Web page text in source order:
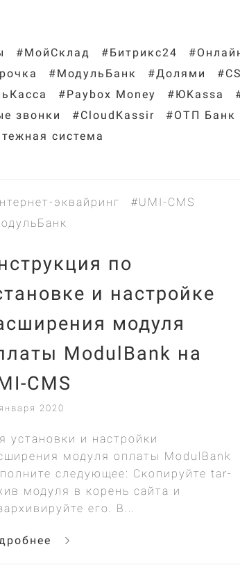
#МойСклад #Битрикс24
#МодульБанк #Долями
#Paybox Money #ЮKassa
звонки #CloudKassir #ОТП Банк
система
эквайринг
#UMI-CMS
по
и настройке
модуля
ModulBank на
CMS
2020
установки и настройки
модуля оплаты ModulBank
следующее: Скопируйте tar-
модуля в корень сайта и
его. В...